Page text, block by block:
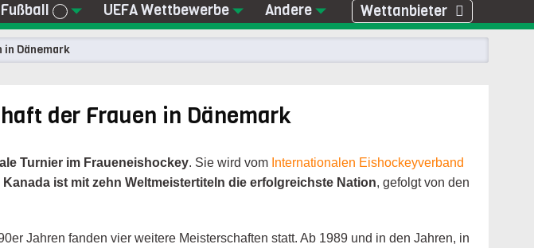
Fußball UEFA Wettbewerbe Andere Wettanbieter
Dänemark
der Frauen in Dänemark
Turnier im Fraueneishockey. Sie wird vom Internationalen Eishockeyverband
Kanada ist mit zehn Weltmeistertiteln die erfolgreichste Nation, gefolgt von den
Jahren fanden vier weitere Meisterschaften statt. Ab 1989 und in den Jahren, in